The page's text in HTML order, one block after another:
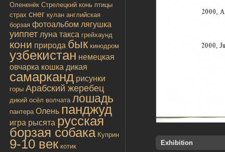
Олененёк Стрелецкий конь птицы
страх снег кулан английская
борзая фотоальбом лягушка
уиппет луна такса грейхаунд
кони природа бык кинодром
узбекистан немецкая
овчарка кошка дикая
самарканд рисунки
горы Арабский жеребец
дикий осёл волчата лошадь
пантера Олень панджуд
игра рысята русская
борзая собака Куприн
9-10 век котик Exhibition